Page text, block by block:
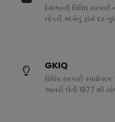
દેશભરની વિવિધ સરકારી
નોકરી અંગેનું ફોર્મ દર
GKIQ
વિવિધ સરકારી
આવરી લેતી 1977 થી